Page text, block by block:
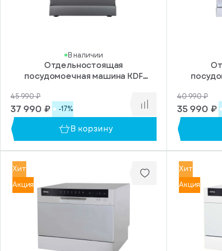
В наличии
Отдельностоящая
посудомоечная машина KDF
45 990 ₽
37 990 ₽ -17%
В корзину
40 990 ₽
35 990 ₽
Хит
Акция
Хит
Акция